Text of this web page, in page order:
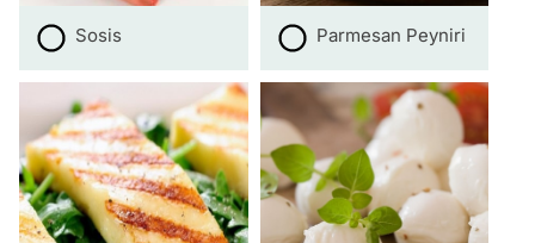
Sosis Parmesan Peyniri